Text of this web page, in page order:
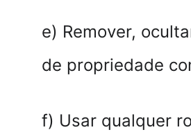
e) Remover,
de propriedade
f) Usar qualquer